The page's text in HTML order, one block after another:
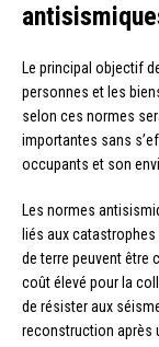
Le principal objectif
personnes et les
selon ces normes
importantes sans
occupants et son
Les normes
liés aux
de terre peuvent être
coût élevé pour la
de résister aux
reconstruction après